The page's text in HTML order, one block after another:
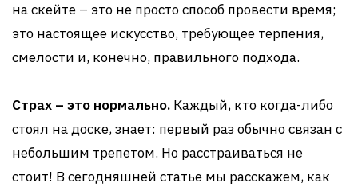
на скейте – это не просто способ провести время;
это настоящее искусство, требующее терпения,
смелости и, конечно, правильного подхода.
Страх – это нормально. Каждый, кто когда-либо
стоял на доске, знает: первый раз обычно связан с
небольшим трепетом. Но расстраиваться не
стоит! В сегодняшней статье мы расскажем, как